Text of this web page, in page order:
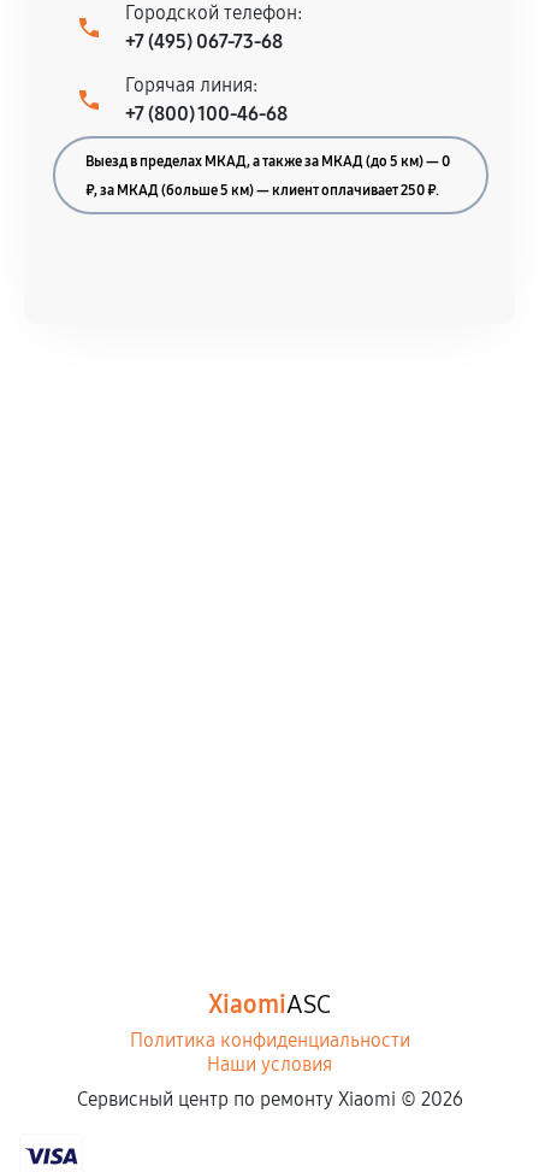
Городской телефон:
+7 (495) 067-73-68
Горячая линия:
+7 (800) 100-46-68
Выезд в пределах МКАД, а также за МКАД (до 5 км) — 0
₽, за МКАД (больше 5 км) — клиент оплачивает 250 ₽.
XiaomiASC
Политика конфиденциальности
Наши условия
Сервисный центр по ремонту Xiaomi © 2026